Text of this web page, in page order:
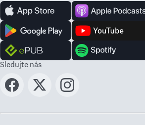
Sledujte nás